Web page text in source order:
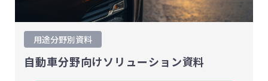
用途分野別資料
自動車分野向けソリューション資料